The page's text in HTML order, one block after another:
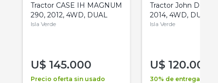
Tractor CASE IH MAGNUM
290, 2012, 4WD, DUAL
Isla Verde
U$ 145.000
Precio oferta sin usado
Tractor John Deere
2014, 4WD, DUAL
Isla Verde
U$ 120.000
30% de entrega +